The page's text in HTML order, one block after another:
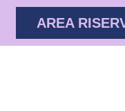
AREA